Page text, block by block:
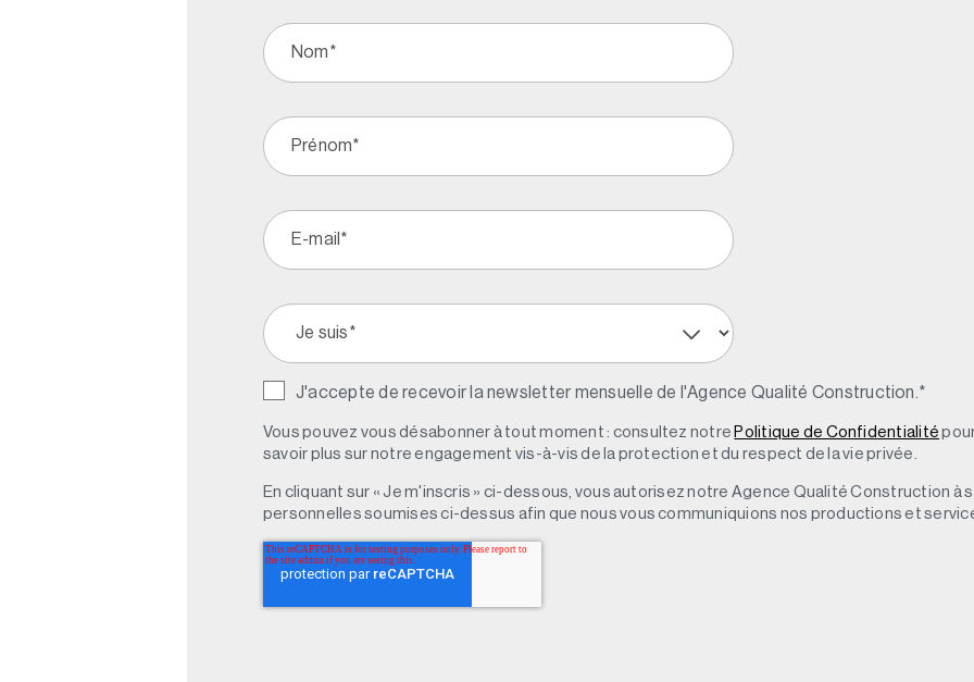
J'accepte de recevoir la newsletter mensuelle de l'Agence Qualité Construction. *
Vous pouvez vous désabonner à tout moment : consultez notre Politique de Confidentialité
savoir plus sur notre engagement vis-à-vis de la protection et du respect de la vie privée.
En cliquant sur « Je m'inscris » ci-dessous, vous autorisez notre Agence Qualité Construction
personnelles soumises ci-dessus afin que nous vous communiquions nos productions et